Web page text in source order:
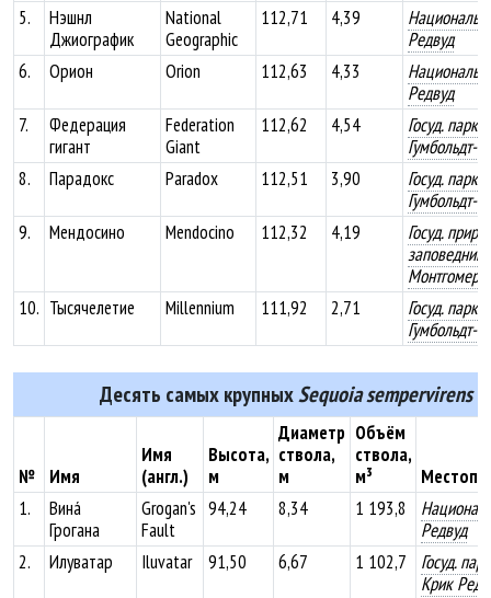
5.
Нэшнл
Джиографик
National
Geographic
112,71 4,39
Редвуд
6.
Орион Orion 112,63 4,33
Редвуд
7.
Федерация
гигант
Federation
Giant
112,62 4,54
Госуд. парк
Гумбольдт-
8.
Парадокс Paradox 112,51 3,90
Госуд. парк
Гумбольдт-
9.
Мендосино Mendocino 112,32 4,19
Госуд.
заповедник
Монтгомери
10. Тысячелетие Millennium 111,92 2,71
Госуд. парк
Гумбольдт-
Десять самых крупныхSequoia sempervirens
№ Имя
Имя
(англ.)
Высота,
м
Диаметр
ствола,
м
Объём
ствола,
м³
1.
Винá
Грогана
Grogan's
Fault
94,24 8,34 1 193,8
Редвуд
2.
Илуватар Iluvatar 91,50 6,67 1 102,7
Госуд.
Крик